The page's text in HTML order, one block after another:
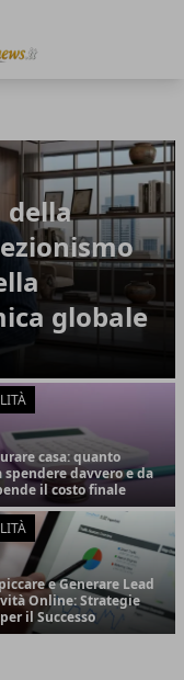
della
globale
casa: quanto
spendere davvero e da
il costo finale
e Generare Lead
Online: Strategie
il Successo